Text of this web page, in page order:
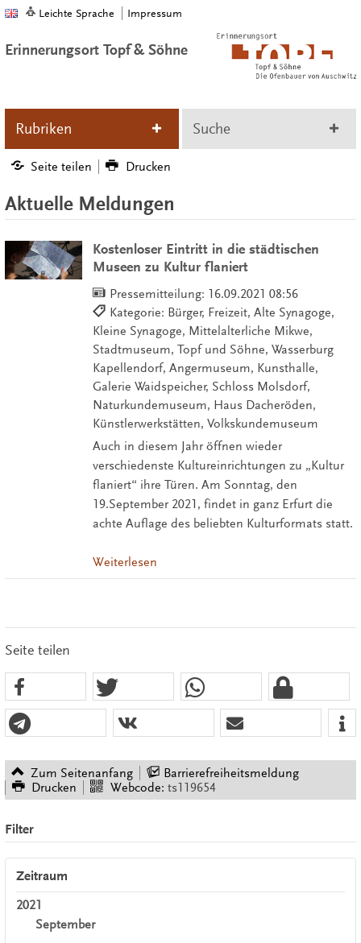
Leichte Sprache Impressum
Erinnerungsort Topf & Söhne
Rubriken Suche
Seite teilen Drucken
Aktuelle Meldungen
Kostenloser Eintritt in die städtischen
Museen zu Kultur flaniert
Pressemitteilung: 16.09.2021 08:56
Kategorie: Bürger, Freizeit, Alte Synagoge,
Kleine Synagoge, Mittelalterliche Mikwe,
Stadtmuseum, Topf und Söhne, Wasserburg
Kapellendorf, Angermuseum, Kunsthalle,
Galerie Waidspeicher, Schloss Molsdorf,
Naturkundemuseum, Haus Dacheröden,
Künstlerwerkstätten, Volkskundemuseum
Auch in diesem Jahr öffnen wieder
verschiedenste Kultureinrichtungen zu „Kultur
flaniert“ ihre Türen. Am Sonntag, den
19.September 2021, findet in ganz Erfurt die
achte Auflage des beliebten Kulturformats statt.
Weiterlesen
Seite teilen
Zum Seitenanfang
Barrierefreiheitsmeldung
Drucken
Webcode: ts119654
Filter
Zeitraum
2021
September